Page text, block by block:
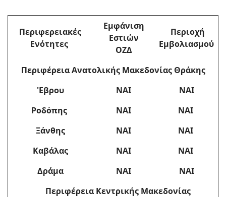
Περιφερειακές
Ενότητες
Εμφάνιση
Εστιών
ΟΖΔ
Περιοχή
Εμβολιασμού
Περιφέρεια Ανατολικής Μακεδονίας Θράκης
'Εβρου
ΝΑΙ
ΝΑΙ
Ροδόπης
ΝΑΙ
ΝΑΙ
Ξάνθης
ΝΑΙ
ΝΑΙ
Καβάλας
ΝΑΙ
ΝΑΙ
Δράμα
ΝΑΙ
ΝΑΙ
Περιφέρεια Κεντρικής Μακεδονίας